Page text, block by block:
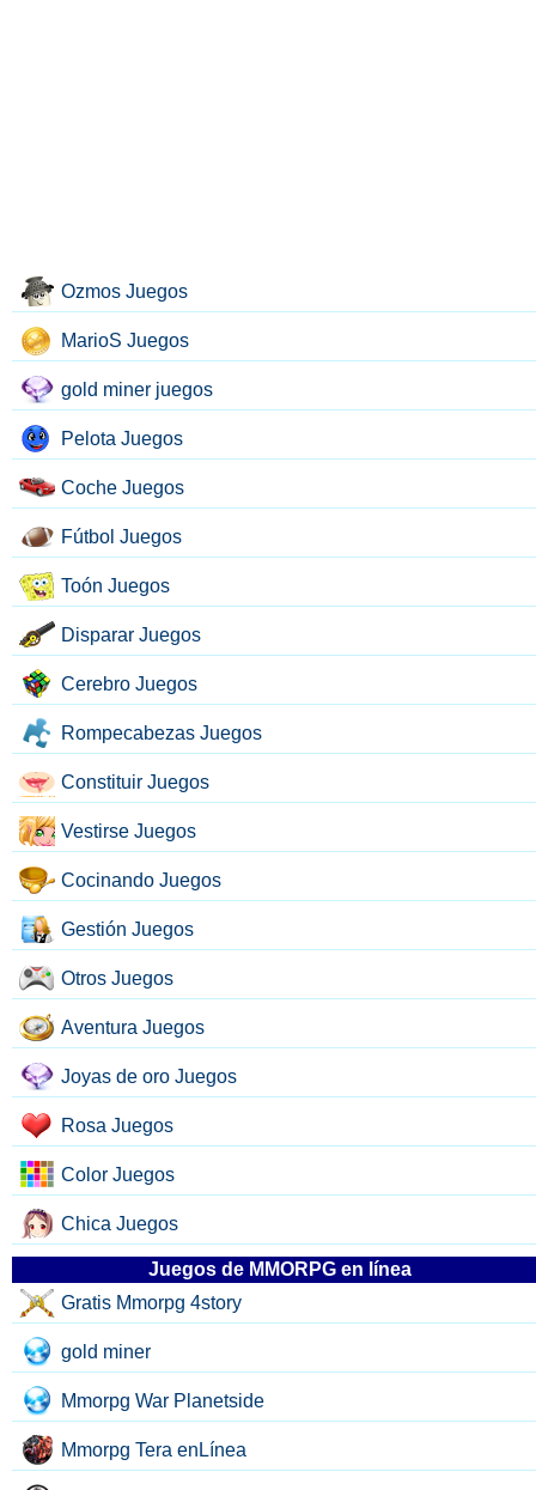
Ozmos Juegos
MarioS Juegos
gold miner juegos
Pelota Juegos
Coche Juegos
Fútbol Juegos
Toón Juegos
Disparar Juegos
Cerebro Juegos
Rompecabezas Juegos
Constituir Juegos
Vestirse Juegos
Cocinando Juegos
Gestión Juegos
Otros Juegos
Aventura Juegos
Joyas de oro Juegos
Rosa Juegos
Color Juegos
Chica Juegos
Juegos de MMORPG en línea
Gratis Mmorpg 4story
gold miner
Mmorpg War Planetside
Mmorpg Tera enLínea